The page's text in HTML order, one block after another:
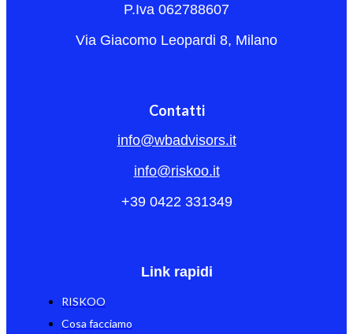
P.Iva 062788607
Via Giacomo Leopardi 8, Milano
Contatti
info@wbadvisors.it
info@riskoo.it
+39 0422 331349
Link rapidi
RISKOO
Cosa facciamo